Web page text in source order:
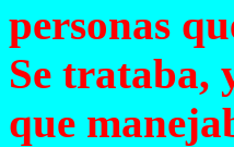
personas
Se trataba,
que